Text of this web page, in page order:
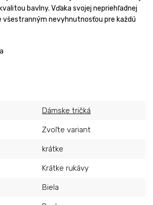
bavlny. Vďaka svojej nepriehľadnej
všestranným nevyhnutnosťou pre každú
Dámske tričká
Zvoľte variant
krátke
Krátke rukávy
Biela